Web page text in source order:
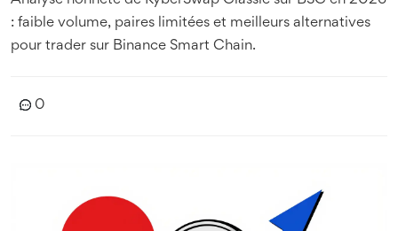
: faible volume, paires limitées et meilleurs alternatives
pour trader sur Binance Smart Chain.
0